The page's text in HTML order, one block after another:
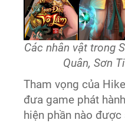
Các nhân vật trong
Quân, Sơn
Tham vọng của
đưa game phát
hiện phần nào